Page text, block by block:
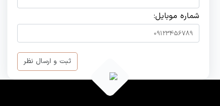
شماره موبایل:
ثبت و ارسال نظر